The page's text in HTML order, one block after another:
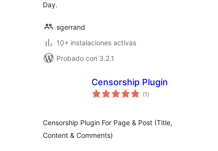
Day.
sgerrand
10+ instalaciones activas
Probado con 3.2.1
Censorship Plugin
(1 total
de
)
Censorship Plugin For Page & Post (Title,
Content & Comments)